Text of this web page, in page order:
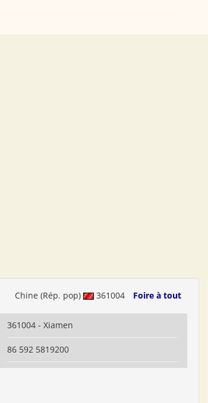
Chine (Rép. pop) 361004 Foire à tout
361004 - Xiamen
86 592 5819200